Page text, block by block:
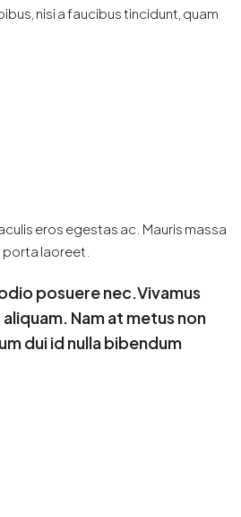
nisi a faucibus tincidunt, quam
eros egestas ac. Mauris massa
laoreet.
posuere nec.Vivamus
Nam at metus non
dui id nulla bibendum